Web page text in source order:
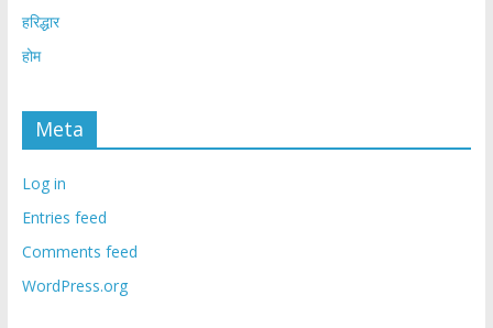
हरिद्धार
होम
Meta
Log in
Entries feed
Comments feed
WordPress.org